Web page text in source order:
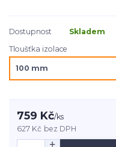
Dostupnost
Skladem
Tloušťka izolace
759 Kč/ks
627 Kč bez DPH